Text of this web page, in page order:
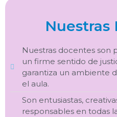
Nuestras
Nuestras docentes son
un firme sentido de
garantiza un ambiente
el aula.
Son entusiastas,
responsables en todas